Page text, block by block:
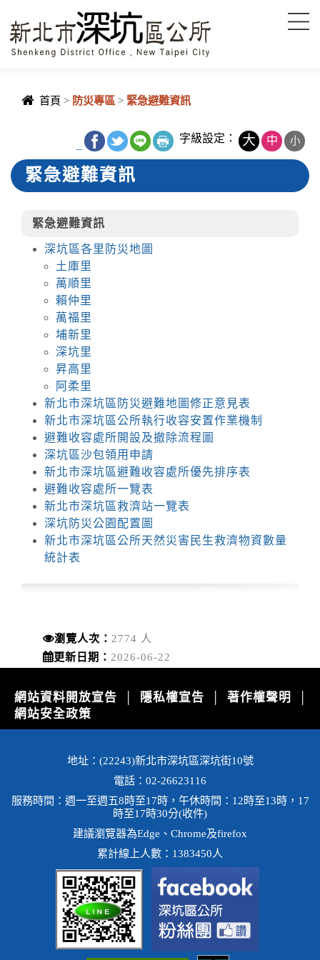
首頁 > 防災專區 > 緊急避難資訊
字級設定： 大 中 小
緊急避難資訊
緊急避難資訊
深坑區各里防災地圖
土庫里
萬順里
賴仲里
萬福里
埔新里
深坑里
昇高里
阿柔里
新北市深坑區防災避難地圖修正意見表
新北市深坑區公所執行收容安置作業機制
避難收容處所開設及撤除流程圖
深坑區沙包領用申請
新北市深坑區避難收容處所優先排序表
避難收容處所一覽表
新北市深坑區救濟站一覽表
深坑防災公園配置圖
新北市深坑區公所天然災害民生救濟物資數量
統計表
瀏覽人次： 2774 人
更新日期： 2026-06-22
網站資料開放宣告 隱私權宣告 著作權聲明
網站安全政策
地址：(22243)新北市深坑區深坑街10號
電話：02-26623116
服務時間：週一至週五8時至17時，午休時間：12時至13時，17
時至17時30分(收件)
建議瀏覽器為Edge、Chrome及firefox
累計線上人數：1383450人